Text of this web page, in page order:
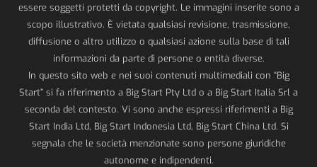
essere soggetti protetti da copyright. Le immagini inserite sono a
scopo illustrativo. È vietata qualsiasi revisione, trasmissione,
diffusione o altro utilizzo o qualsiasi azione sulla base di tali
informazioni da parte di persone o entità diverse.
In questo sito web e nei suoi contenuti multimediali con “Big
Start” si fa riferimento a Big Start Pty Ltd o a Big Start Italia Srl a
seconda del contesto. Vi sono anche espressi riferimenti a Big
Start India Ltd, Big Start Indonesia Ltd, Big Start China Ltd. Si
segnala che le società menzionate sono persone giuridiche
autonome e indipendenti.